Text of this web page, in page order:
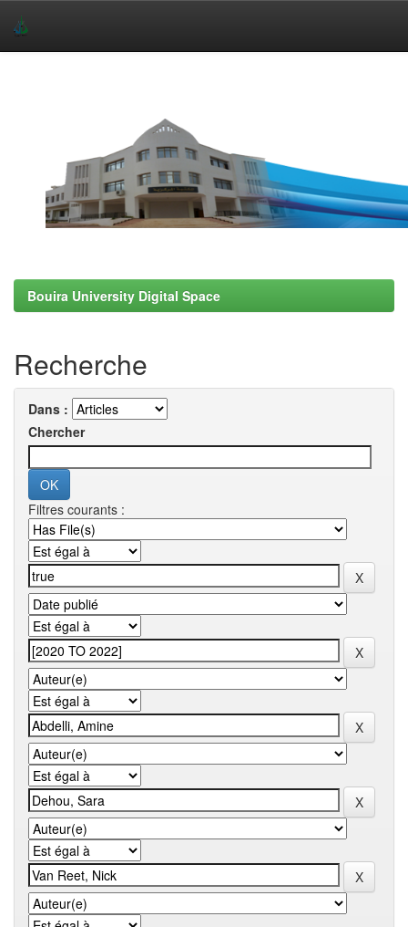
Bouira University Digital Space
Recherche
Dans :
Chercher
Filtres courants :